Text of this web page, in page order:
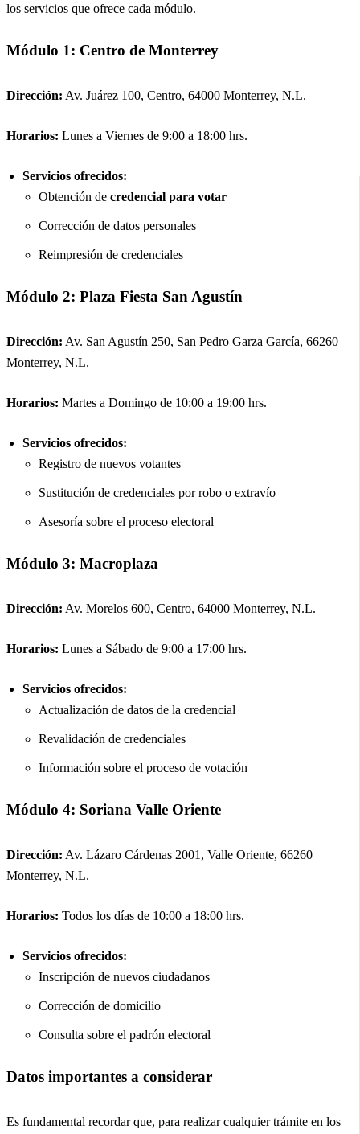
los servicios que ofrece cada módulo.
Módulo 1: Centro de Monterrey
Dirección: Av. Juárez 100, Centro, 64000 Monterrey, N.L.
Horarios: Lunes a Viernes de 9:00 a 18:00 hrs.
Servicios ofrecidos:
Obtención de credencial para votar
Corrección de datos personales
Reimpresión de credenciales
Módulo 2: Plaza Fiesta San Agustín
Dirección: Av. San Agustín 250, San Pedro Garza García, 66260
Monterrey, N.L.
Horarios: Martes a Domingo de 10:00 a 19:00 hrs.
Servicios ofrecidos:
Registro de nuevos votantes
Sustitución de credenciales por robo o extravío
Asesoría sobre el proceso electoral
Módulo 3: Macroplaza
Dirección: Av. Morelos 600, Centro, 64000 Monterrey, N.L.
Horarios: Lunes a Sábado de 9:00 a 17:00 hrs.
Servicios ofrecidos:
Actualización de datos de la credencial
Revalidación de credenciales
Información sobre el proceso de votación
Módulo 4: Soriana Valle Oriente
Dirección: Av. Lázaro Cárdenas 2001, Valle Oriente, 66260
Monterrey, N.L.
Horarios: Todos los días de 10:00 a 18:00 hrs.
Servicios ofrecidos:
Inscripción de nuevos ciudadanos
Corrección de domicilio
Consulta sobre el padrón electoral
Datos importantes a considerar
Es fundamental recordar que, para realizar cualquier trámite en los